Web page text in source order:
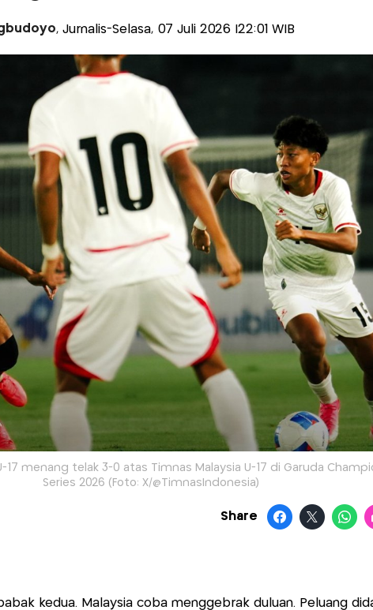
, Jurnalis-Selasa, 07 Juli 2026 |22:01 WIB
17 menang telak 3-0 atas Timnas Malaysia U-17 di Garuda
Series 2026 (Foto: X/@TimnasIndonesia)
Share
kedua. Malaysia coba menggebrak duluan. Peluang